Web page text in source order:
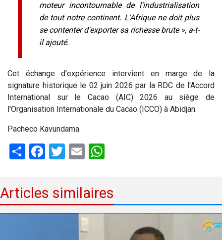
moteur incontournable de l'industrialisation
de tout notre continent. L'Afrique ne doit plus
se contenter d'exporter sa richesse brute », a-t-
il ajouté.
Cet échange d'expérience intervient en marge de la
signature historique le 02 juin 2026 par la RDC de l'Accord
International sur le Cacao (AIC) 2026 au siège de
l'Organisation Internationale du Cacao (ICCO) à Abidjan.
Pacheco Kavundama
ShareFacebook
Twitter
Email
Articles similaires